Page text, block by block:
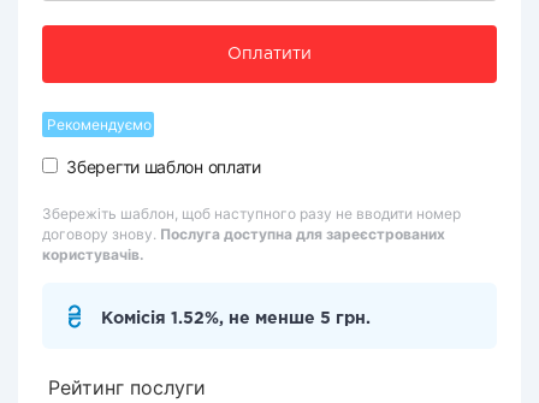
Оплатити
Рекомендуємо
Зберегти шаблон оплати
Збережіть шаблон, щоб наступного разу не вводити номер
договору знову. Послуга доступна для зареєстрованих
користувачів.
Комісія 1.52%, не менше 5 грн.
Рейтинг послуги